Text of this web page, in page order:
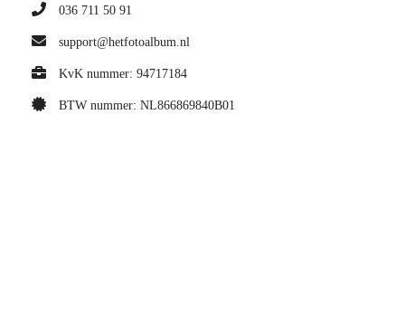
036 711 50 91
support@hetfotoalbum.nl
KvK nummer: 94717184
BTW nummer: NL866869840B01